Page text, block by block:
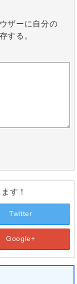
ザーに自分の
する。
す！
Twitter
Google+